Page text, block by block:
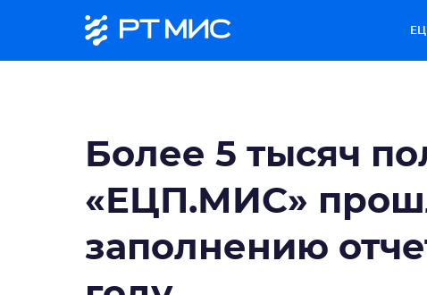
Более 5 тысяч
«ЕЦП.МИС»
заполнению